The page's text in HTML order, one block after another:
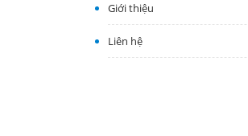
Giới thiệu
Liên hệ